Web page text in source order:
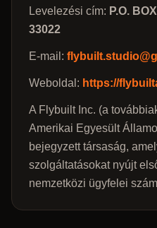
Levelezési cím: P.O.
33022
E-mail:
Weboldal: https://
A Flybuilt Inc. (a
Amerikai Egyesült
bejegyzett társaság,
szolgáltatásokat nyújt
nemzetközi ügyfelei